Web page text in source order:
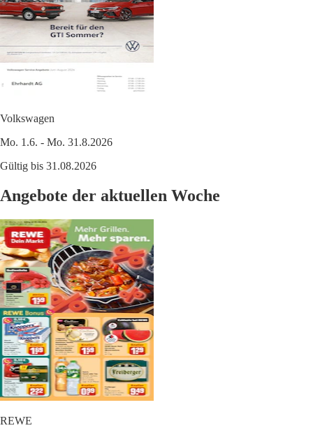
Volkswagen
Mo. 1.6. - Mo. 31.8.2026
Gültig bis 31.08.2026
Angebote der aktuellen Woche
REWE